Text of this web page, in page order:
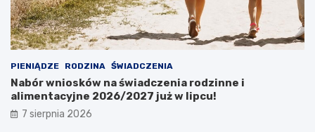
PIENIĄDZE RODZINA ŚWIADCZENIA
Nabór wniosków na świadczenia rodzinne i
alimentacyjne 2026/2027 już w lipcu!
7 sierpnia 2026